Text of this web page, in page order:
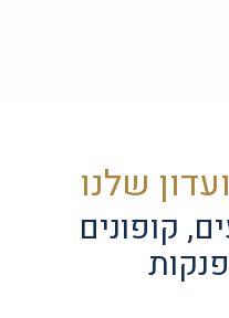
שלנו
קופונים